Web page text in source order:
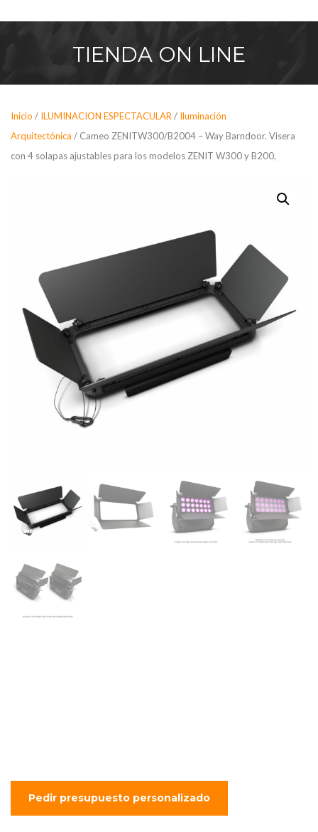
TIENDA ON LINE
Inicio / ILUMINACION ESPECTACULAR / Iluminación
Arquitectónica / Cameo ZENITW300/B2004 – Way Barndoor. Visera
con 4 solapas ajustables para los modelos ZENIT W300 y B200,